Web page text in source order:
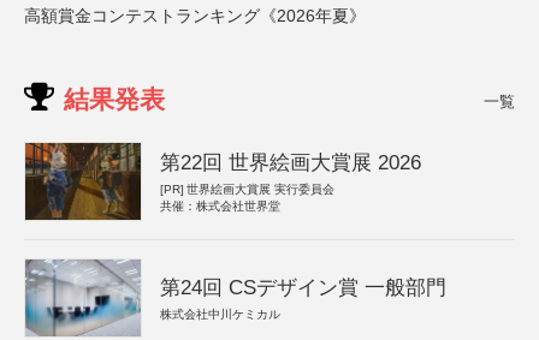
高額賞金コンテストランキング《2026年夏》
結果発表 一覧
第22回 世界絵画大賞展 2026
[PR] 世界絵画大賞展 実行委員会
共催：株式会社世界堂
第24回 CSデザイン賞 一般部門
株式会社中川ケミカル